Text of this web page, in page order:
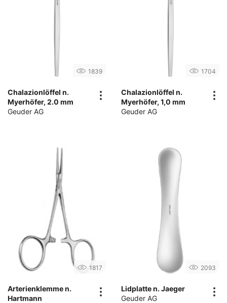
1839
Chalazionlöffel n.
Myerhöfer, 2.0 mm
Geuder AG
1704
Chalazionlöffel n.
Myerhöfer, 1,0 mm
Geuder AG
1817
Arterienklemme n.
Hartmann
2093
Lidplatte n. Jaeger
Geuder AG